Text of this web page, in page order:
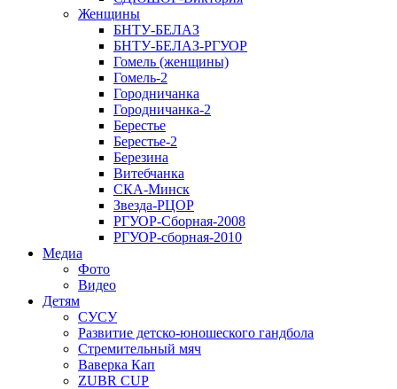
Женщины
БНТУ-БЕЛАЗ
БНТУ-БЕЛАЗ-РГУОР
Гомель (женщины)
Гомель-2
Городничанка
Городничанка-2
Берестье
Берестье-2
Березина
Витебчанка
СКА-Минск
Звезда-РЦОР
РГУОР-Сборная-2008
РГУОР-сборная-2010
Медиа
Фото
Видео
Детям
СУСУ
Развитие детско-юношеского гандбола
Стремительный мяч
Ваверка Кап
ZUBR CUP